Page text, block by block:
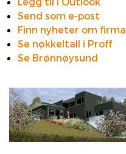
Send som e-post
Finn nyheter om
Se nøkkeltall i Proff
Se Brønnøysund